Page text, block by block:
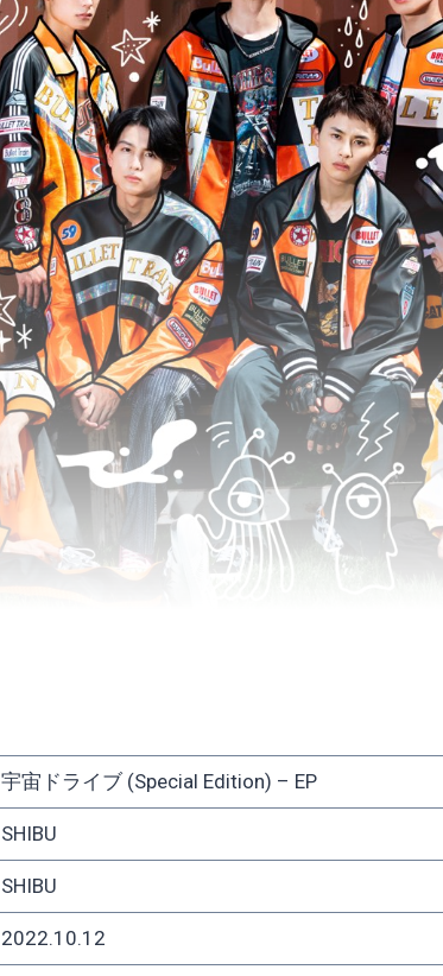
宇宙ドライブ (Special Edition) – EP
SHIBU
SHIBU
2022.10.12